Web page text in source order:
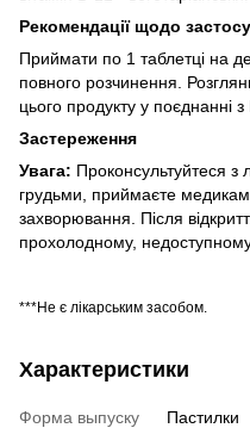
Рекомендації щодо
Приймати по 1 таблетці на
повного розчинення.
цього продукту у поєднанні
Застереження
Увага: Проконсультуйтеся з
грудьми, приймаєте
захворювання. Після
прохолодному, недоступному
***Не є лікарським засобом.
Характеристики
Форма выпуску
Пастилки